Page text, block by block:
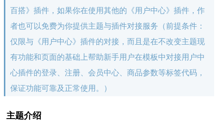
百搭》插件，如果你在使用其他的《用户中心》插件，作
者也可以免费为你提供主题与插件对接服务（前提条件：
仅限与《用户中心》插件的对接，而且是在不改变主题现
有功能和页面的基础上帮助新手用户在模板中对接用户中
心插件的登录、注册、会员中心、商品参数等标签代码，
保证功能可靠及正常使用。）
主题介绍